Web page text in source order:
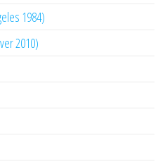
1984)
2010)